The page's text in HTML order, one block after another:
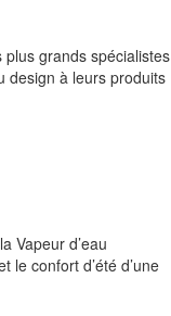
grands spécialistes
design à leurs produits
Vapeur d’eau
le confort d’été d’une